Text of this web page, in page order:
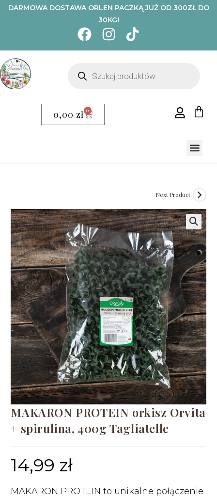
DARMOWA DOSTAWA ORLEN PACZKĄ JUŻ OD 300ZŁ DO
30KG!
0,00 zł 0
Next Product
🔍
MAKARON PROTEIN orkisz Orvita
+ spirulina, 400g Tagliatelle
14,99 zł
MAKARON PROTEIN to unikalne połączenie